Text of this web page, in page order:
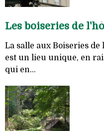
Les boiseries de
La salle aux Boiseries
est un lieu unique, en
qui en...